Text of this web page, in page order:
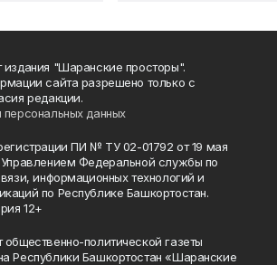
"Шаранские просторы".
сайта разрешено только с
редакции.
данных
ПИ № ТУ 02-01792 от 19 мая
Федеральной службы по
информационных технологий и
по Республике Башкортостан.
12+
политической газеты
Республики Башкортостан «Шаранские